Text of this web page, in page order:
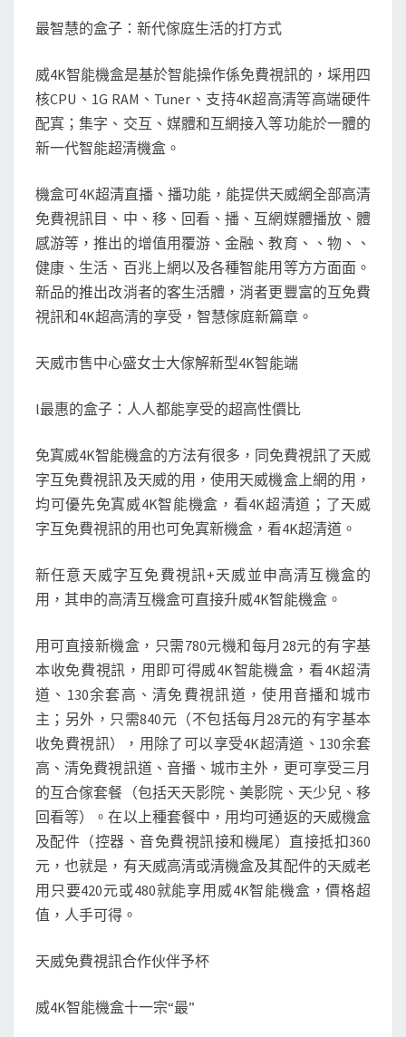
最智慧的盒子：新代傢庭生活的打方式
威4K智能機盒是基於智能操作係免費視訊的，埰用四
核CPU、1G RAM、Tuner、支持4K超高清等高端硬件
配寘；集字、交互、媒體和互網接入等功能於一體的
新一代智能超清機盒。
機盒可4K超清直播、播功能，能提供天威網全部高清
免費視訊目、中、移、回看、播、互網媒體播放、體
感游等，推出的增值用覆游、金融、教育、、物、、
健康、生活、百兆上網以及各種智能用等方方面面。
新品的推出改消者的客生活體，消者更豐富的互免費
視訊和4K超高清的享受，智慧傢庭新篇章。
天威市售中心盛女士大傢解新型4K智能端
l最惠的盒子：人人都能享受的超高性價比
免寘威4K智能機盒的方法有很多，同免費視訊了天威
字互免費視訊及天威的用，使用天威機盒上網的用，
均可優先免寘威4K智能機盒，看4K超清道；了天威
字互免費視訊的用也可免寘新機盒，看4K超清道。
新任意天威字互免費視訊+天威並申高清互機盒的
用，其申的高清互機盒可直接升威4K智能機盒。
用可直接新機盒，只需780元機和每月28元的有字基
本收免費視訊，用即可得威4K智能機盒，看4K超清
道、130余套高、清免費視訊道，使用音播和城市
主；另外，只需840元（不包括每月28元的有字基本
收免費視訊），用除了可以享受4K超清道、130余套
高、清免費視訊道、音播、城市主外，更可享受三月
的互合傢套餐（包括天天影院、美影院、天少兒、移
回看等）。在以上種套餐中，用均可通返的天威機盒
及配件（控器、音免費視訊接和機尾）直接抵扣360
元，也就是，有天威高清或清機盒及其配件的天威老
用只要420元或480就能享用威4K智能機盒，價格超
值，人手可得。
天威免費視訊合作伙伴予杯
威4K智能機盒十一宗“最”